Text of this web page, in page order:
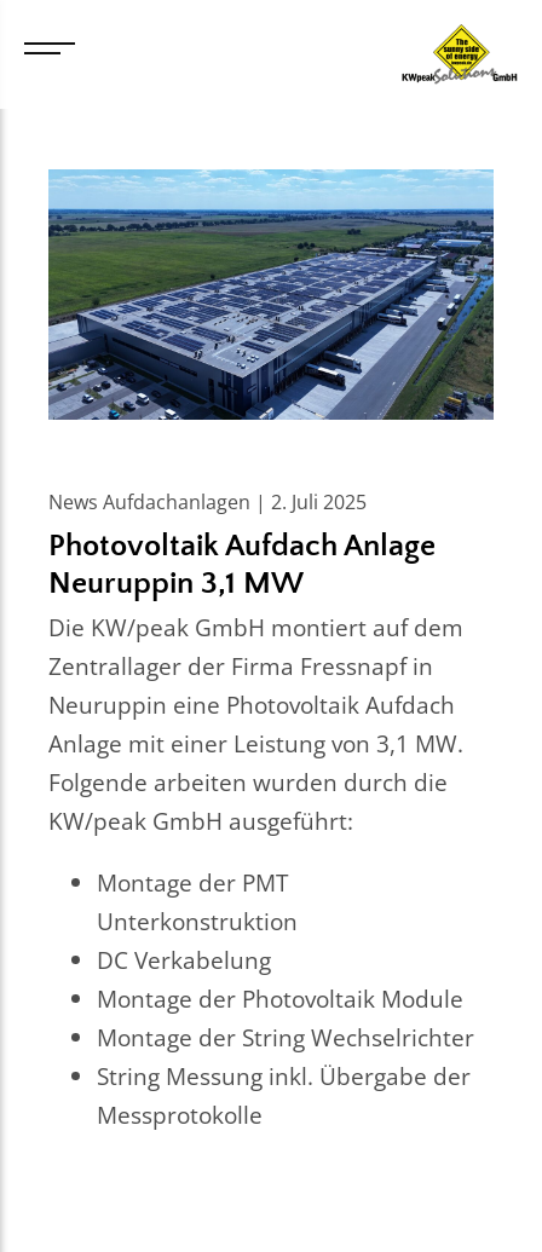
News Aufdachanlagen | 2. Juli 2025
Photovoltaik Aufdach Anlage
Neuruppin 3,1 MW
Die KW/peak GmbH montiert auf dem
Zentrallager der Firma Fressnapf in
Neuruppin eine Photovoltaik Aufdach
Anlage mit einer Leistung von 3,1 MW.
Folgende arbeiten wurden durch die
KW/peak GmbH ausgeführt:
Montage der PMT
Unterkonstruktion
DC Verkabelung
Montage der Photovoltaik Module
Montage der String Wechselrichter
String Messung inkl. Übergabe der
Messprotokolle